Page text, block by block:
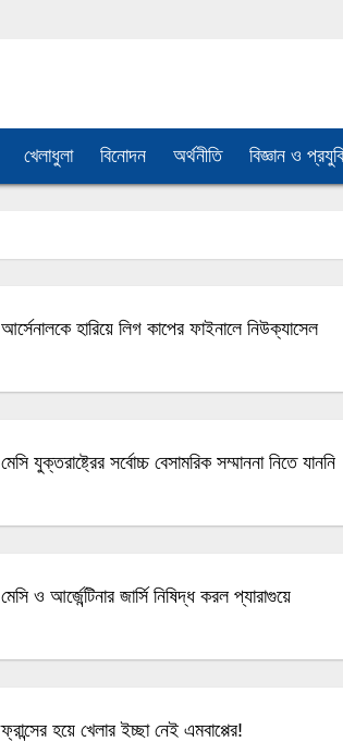
খেলাধুলা বিনোদন অর্থনীতি বিজ্ঞান ও
আর্সেনালকে হারিয়ে লিগ কাপের ফাইনালে নিউক্যাসেল
মেসি যুক্তরাষ্ট্রের সর্বোচ্চ বেসামরিক সম্মাননা নিতে যাননি
মেসি ও আর্জেন্টিনার জার্সি নিষিদ্ধ করল প্যারাগুয়ে
ফ্রান্সের হয়ে খেলার ইচ্ছা নেই এমবাপ্পের!